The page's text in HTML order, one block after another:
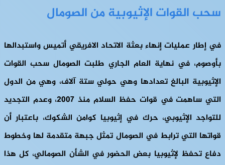
سحب القوات الإثيوبية من الصومال
في إطار عمليات إنهاء بعثة الاتحاد الافريقي أتميس واستبدالها
بأوصوم، في نهاية العام الجاري طلبت الصومال سحب القوات
الإثيوبية البالغ تعدادها وهي حولي ستة آلاف، وهي من الدول
التي ساهمت في قوات حفظ السلام منذ 2007، وعدم التجديد
للتواجد الإثيوبي، حرك في إثيوبيا كوامن الشكوك، باعتبار أن
قواتها التي ترابط في الصومال تمثل جبهة متقدمة لها وخطوط
دفاع تحفظ لإثيوبيا بعض الحضور في الشأن الصومالي، كل هذا